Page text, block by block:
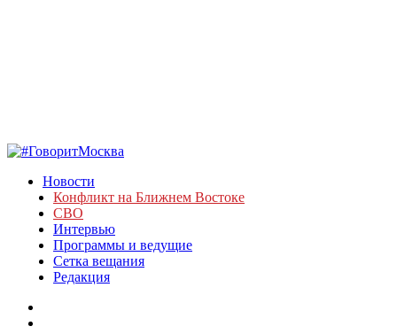
Новости
Конфликт на Ближнем Востоке
СВО
Интервью
Программы и ведущие
Сетка вещания
Редакция